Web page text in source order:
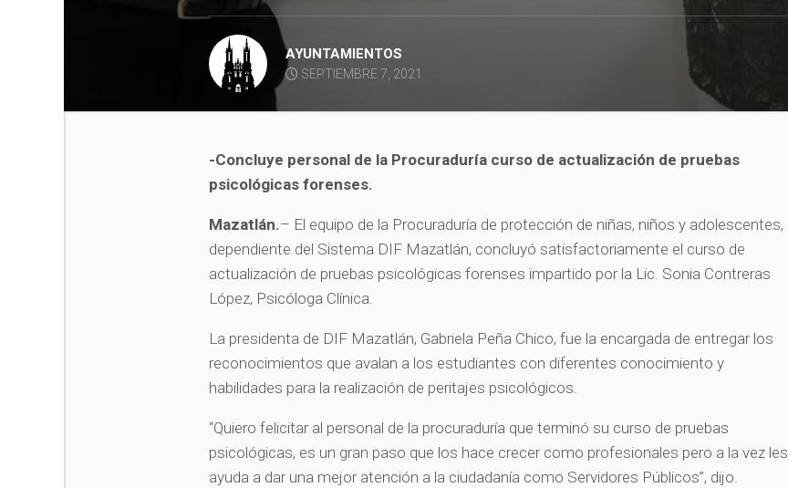
AYUNTAMIENTOS
SEPTIEMBRE 7, 2021
-Concluye personal de la Procuraduría curso de actualización de pruebas
psicológicas forenses.
Mazatlán.– El equipo de la Procuraduría de protección de niñas, niños y adolescentes,
dependiente del Sistema DIF Mazatlán, concluyó satisfactoriamente el curso de
actualización de pruebas psicológicas forenses impartido por la Lic. Sonia Contreras
López, Psicóloga Clínica.
La presidenta de DIF Mazatlán, Gabriela Peña Chico, fue la encargada de entregar los
reconocimientos que avalan a los estudiantes con diferentes conocimiento y
habilidades para la realización de peritajes psicológicos.
“Quiero felicitar al personal de la procuraduría que terminó su curso de pruebas
psicológicas, es un gran paso que los hace crecer como profesionales pero a la vez les
ayuda a dar una mejor atención a la ciudadanía como Servidores Públicos”, dijo.